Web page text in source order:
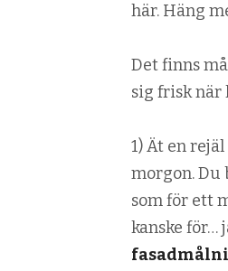
här. Häng
Det finns
sig frisk när
1) Ät en
morgon. Du
som för ett
kanske för…